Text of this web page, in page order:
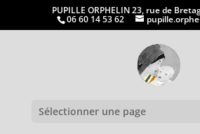
PUPILLE ORPHELIN 23, rue de
06 60 14 53 62
Sélectionner une page